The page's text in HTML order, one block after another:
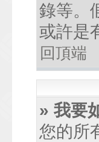
錄等。
或許是
回頂端
» 我要
您的所